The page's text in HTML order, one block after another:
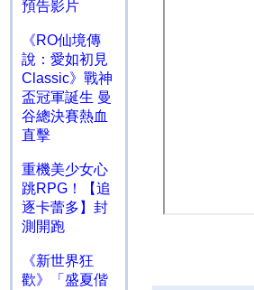
預告影片
《RO仙境傳
說：愛如初見
Classic》戰神
盃冠軍誕生 曼
谷總決賽熱血
直擊
重機美少女心
跳RPG！【追
逐卡蕾多】封
測開跑
《新世界狂
歡》「盛夏偕